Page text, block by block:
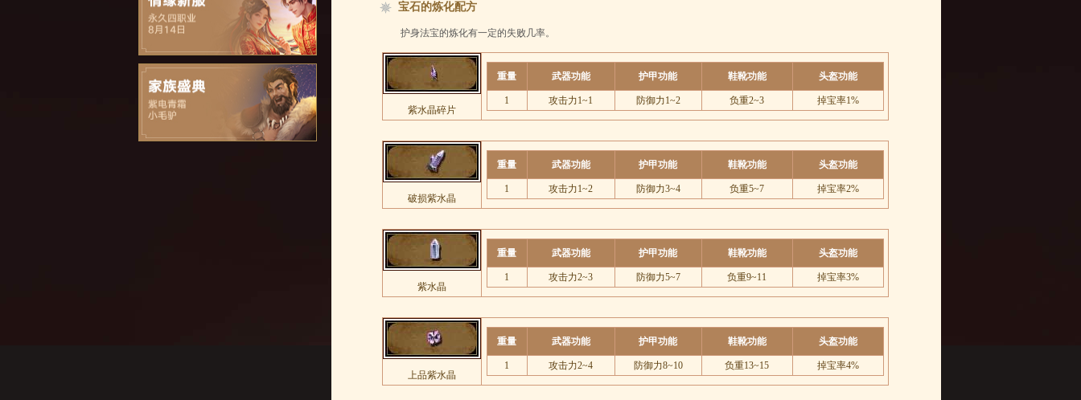
宝石的炼化配方
护身法宝的炼化有一定的失败几率。
紫水晶碎片
重量 武器功能 护甲功能 鞋靴功能 头盔功能
1 攻击力1~1 防御力1~2 负重2~3 掉宝率1%
破损紫水晶
重量 武器功能 护甲功能 鞋靴功能 头盔功能
1 攻击力1~2 防御力3~4 负重5~7 掉宝率2%
紫水晶
重量 武器功能 护甲功能 鞋靴功能 头盔功能
1 攻击力2~3 防御力5~7 负重9~11 掉宝率3%
上品紫水晶
重量 武器功能 护甲功能 鞋靴功能 头盔功能
1 攻击力2~4 防御力8~10 负重13~15 掉宝率4%